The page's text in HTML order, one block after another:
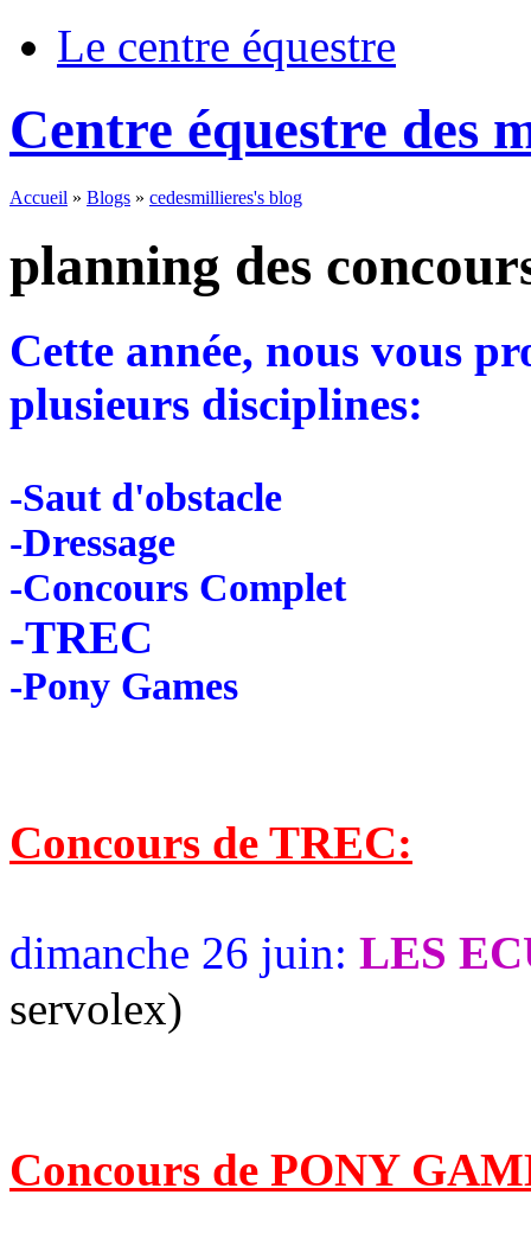
Le centre équestre
Centre équestre des
Accueil » Blogs » cedesmillieres's blog
planning des
Cette année, nous vous
plusieurs disciplines:
-Saut d'obstacle
-Dressage
-Concours Complet
-TREC
-Pony Games
Concours de TREC:
dimanche 26 juin: LES
servolex)
Concours de PONY